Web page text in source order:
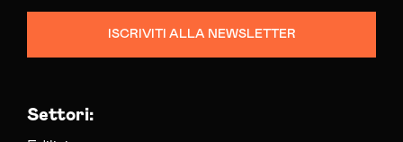
Gestione Campagne Google Ads Viterbo
ISCRIVITI ALLA NEWSLETTER
Settori: